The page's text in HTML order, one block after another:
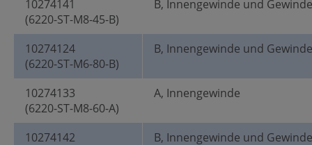
10274141
(6220-ST-M8-45-B)
B, Innengewinde und
10274124
(6220-ST-M6-80-B)
B, Innengewinde und
10274133
(6220-ST-M8-60-A)
A, Innengewinde
10274142
B, Innengewinde und